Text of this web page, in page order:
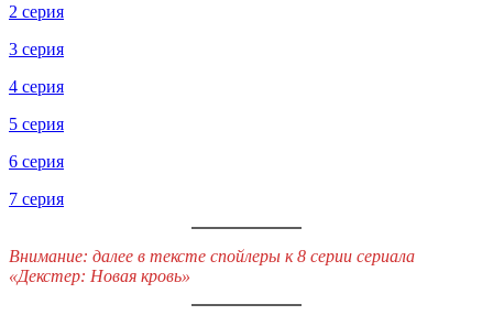
2 серия
3 серия
4 серия
5 серия
6 серия
7 серия
Внимание: далее в тексте спойлеры к 8 серии сериала
«Декстер: Новая кровь»